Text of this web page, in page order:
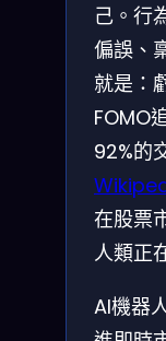
己。行
偏誤、
就是：
FOMO
92%的
在股票
人類正
AI機器